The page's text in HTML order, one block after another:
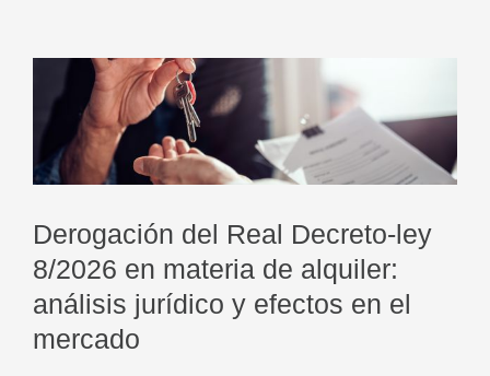
Derogación del Real Decreto-ley
8/2026 en materia de alquiler:
análisis jurídico y efectos en el
mercado